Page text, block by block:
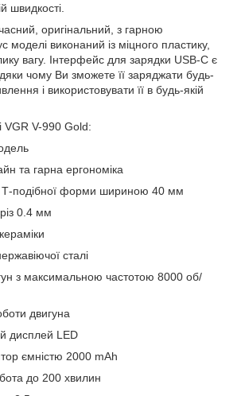
швидкості.
оригінальний, з гарною
моделі виконаний із міцного пластику,
вагу. Інтерфейс для зарядки USB-C є
чому Ви зможете її заряджати будь-
і використовувати її в будь-якій
VGR V-990 Gold:
та гарна ергономіка
Т-подібної форми шириною 40 мм
0.4 мм
сталі
з максимальною частотою 8000 об/
двигуна
дисплей LED
ємністю 2000 mAh
до 200 хвилин